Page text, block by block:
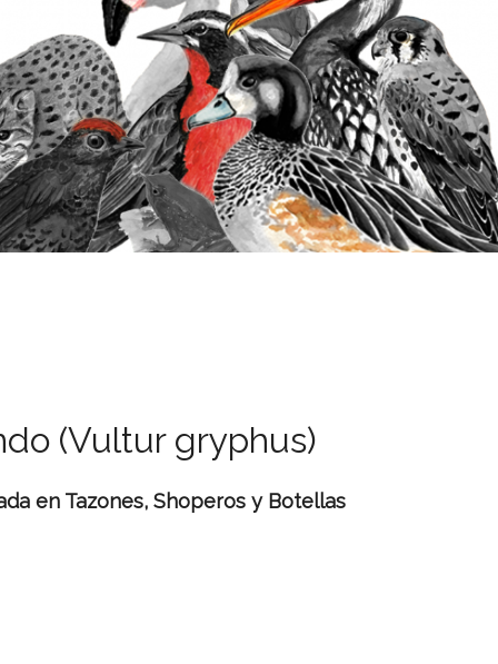
(Vultur gryphus)
en Tazones, Shoperos y Botellas